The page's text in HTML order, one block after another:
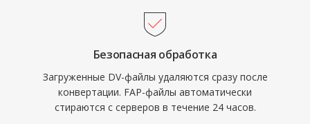
Безопасная обработка
Загруженные DV-файлы удаляются сразу после
конвертации. FAP-файлы автоматически
стираются с серверов в течение 24 часов.